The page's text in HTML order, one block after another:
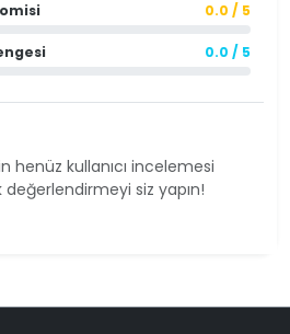
0.0 / 5
0.0 / 5
henüz kullanıcı incelemesi
siz yapın!